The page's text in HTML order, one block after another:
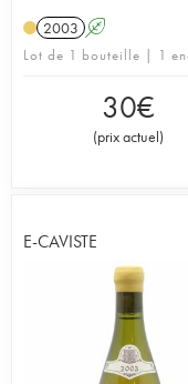
2003 A
Lot de 1 bouteille | 1
30€
(prix actuel)
E-CAVISTE